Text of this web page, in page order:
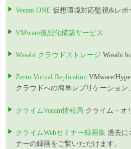
Veeam ONE 仮想環境対応監視&レポ
VMware仮想化構築サービス
Wasabi クラウドストレージ Wasabi
Zerto Virtual Replication VMware/
クラウドへの簡単レプリケーション
クライムVeeam情報局 クライム・オ
クライムWebセミナー録画集 過去に
ナーの録画をご覧いただけます。